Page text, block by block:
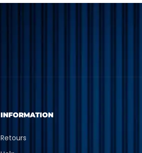
INFORMATION
Retours